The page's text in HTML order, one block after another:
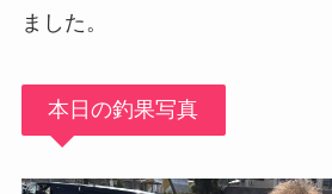
ました。
本日の釣果写真